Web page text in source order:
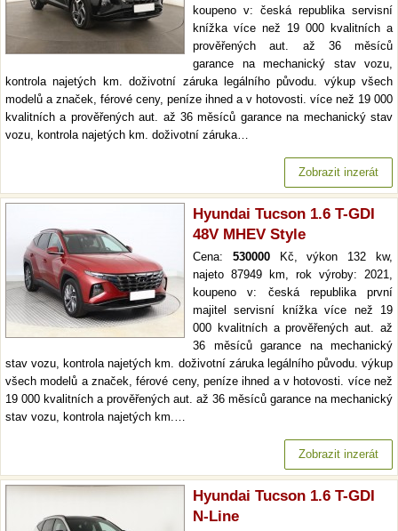
koupeno v: česká republika servisní
knížka více než 19 000 kvalitních a
prověřených aut. až 36 měsíců
garance na mechanický stav vozu,
kontrola najetých km. doživotní záruka legálního původu. výkup všech
modelů a značek, férové ceny, peníze ihned a v hotovosti. více než 19 000
kvalitních a prověřených aut. až 36 měsíců garance na mechanický stav
vozu, kontrola najetých km. doživotní záruka…
Zobrazit inzerát
Hyundai Tucson 1.6 T-GDI
48V MHEV Style
Cena: 530000Kč, výkon 132 kw,
najeto 87949 km, rok výroby: 2021,
koupeno v: česká republika první
majitel servisní knížka více než 19
000 kvalitních a prověřených aut. až
36 měsíců garance na mechanický
stav vozu, kontrola najetých km. doživotní záruka legálního původu. výkup
všech modelů a značek, férové ceny, peníze ihned a v hotovosti. více než
19 000 kvalitních a prověřených aut. až 36 měsíců garance na mechanický
stav vozu, kontrola najetých km.…
Zobrazit inzerát
Hyundai Tucson 1.6 T-GDI
N-Line